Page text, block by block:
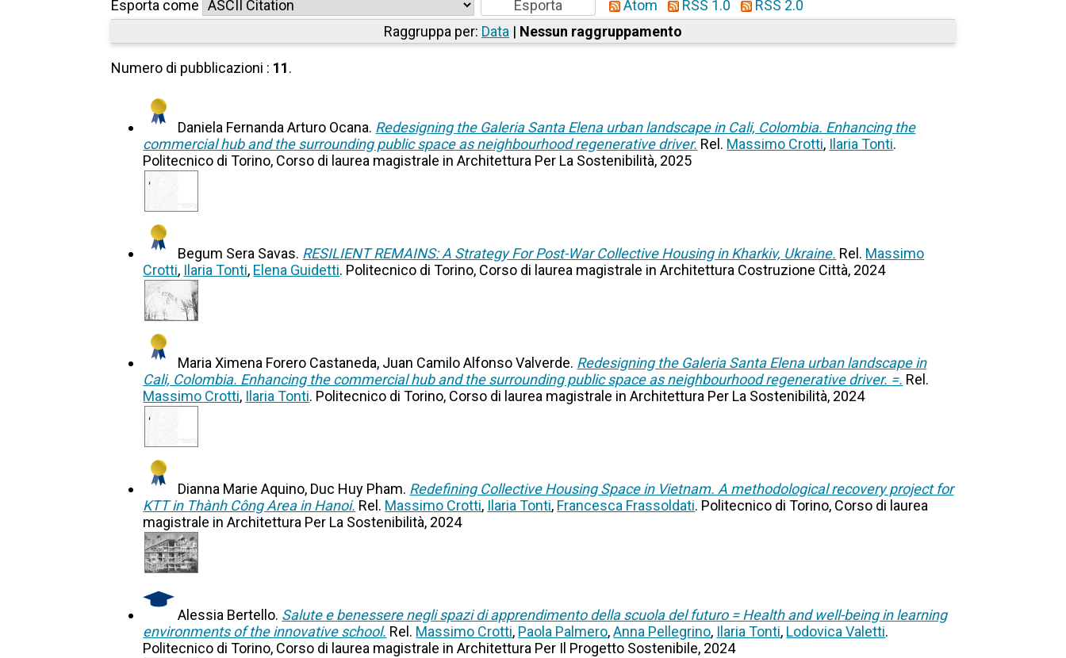
Esporta come Atom RSS 1.0
RSS 2.0
Raggruppa per: Data | Nessun raggruppamento
Numero di pubblicazioni : 11.
Daniela Fernanda Arturo Ocana. Redesigning the Galeria Santa Elena urban landscape in Cali, Colombia. Enhancing the
commercial hub and the surrounding public space as neighbourhood regenerative driver. Rel. Massimo Crotti, Ilaria Tonti.
Politecnico di Torino, Corso di laurea magistrale in Architettura Per La Sostenibilità, 2025
Begum Sera Savas. RESILIENT REMAINS: A Strategy For Post-War Collective Housing in Kharkiv, Ukraine. Rel. Massimo
Crotti, Ilaria Tonti, Elena Guidetti. Politecnico di Torino, Corso di laurea magistrale in Architettura Costruzione Città, 2024
Maria Ximena Forero Castaneda, Juan Camilo Alfonso Valverde. Redesigning the Galeria Santa Elena urban landscape in
Cali, Colombia. Enhancing the commercial hub and the surrounding public space as neighbourhood regenerative driver. =. Rel.
Massimo Crotti, Ilaria Tonti. Politecnico di Torino, Corso di laurea magistrale in Architettura Per La Sostenibilità, 2024
Dianna Marie Aquino, Duc Huy Pham. Redefining Collective Housing Space in Vietnam. A methodological recovery project for
KTT in Thành Công Area in Hanoi. Rel. Massimo Crotti, Ilaria Tonti, Francesca Frassoldati. Politecnico di Torino, Corso di laurea
magistrale in Architettura Per La Sostenibilità, 2024
Alessia Bertello. Salute e benessere negli spazi di apprendimento della scuola del futuro = Health and well-being in learning
environments of the innovative school. Rel. Massimo Crotti, Paola Palmero,Anna Pellegrino, Ilaria Tonti, Lodovica Valetti.
Politecnico di Torino, Corso di laurea magistrale in Architettura Per Il Progetto Sostenibile, 2024